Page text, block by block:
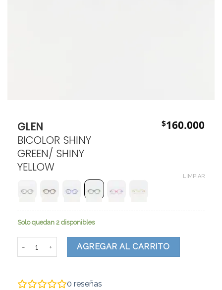
GLEN
BICOLOR SHINY
GREEN/ SHINY
YELLOW
$160.000
LIMPIAR
Solo quedan 2 disponibles
AGREGAR AL CARRITO
0 reseñas